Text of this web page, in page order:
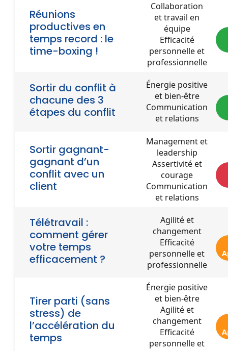
Réunions
productives en
temps record : le
time-boxing !
Collaboration
et travail en
équipe
Efficacité
personnelle et
professionnelle
Sortir du conflit à
chacune des 3
étapes du conflit
Énergie positive
et bien-être
Communication
et relations
Sortir gagnant-
gagnant d’un
conflit avec un
client
Management et
leadership
Assertivité et
courage
Communication
et relations
Télétravail :
comment gérer
votre temps
efficacement ?
Agilité et
changement
Efficacité
personnelle et
professionnelle
Tirer parti (sans
stress) de
l’accélération du
temps
Énergie positive
et bien-être
Agilité et
changement
Efficacité
personnelle et